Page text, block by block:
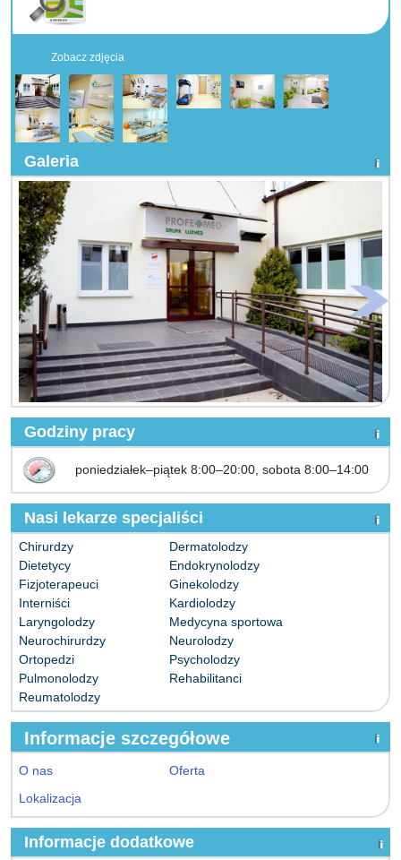
Zobacz zdjęcia
Galeria
Godziny pracy
poniedziałek–piątek 8:00–20:00, sobota 8:00–14:00
Nasi lekarze specjaliści
Chirurdzy
Dermatolodzy
Dietetycy
Endokrynolodzy
Fizjoterapeuci
Ginekolodzy
Interniści
Kardiolodzy
Laryngolodzy
Medycyna sportowa
Neurochirurdzy
Neurolodzy
Ortopedzi
Psycholodzy
Pulmonolodzy
Rehabilitanci
Reumatolodzy
Informacje szczegółowe
O nas
Oferta
Lokalizacja
Informacje dodatkowe